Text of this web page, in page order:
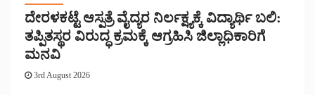
ದೇರಳಕಟ್ಟೆ ಆಸ್ಪತ್ರೆ ವೈದ್ಯರ ನಿರ್ಲಕ್ಷ್ಯಕ್ಕೆ ವಿದ್ಯಾರ್ಥಿ ಬಲಿ:
ತಪ್ಪಿತಸ್ಥರ ವಿರುದ್ಧ ಕ್ರಮಕ್ಕೆ ಆಗ್ರಹಿಸಿ ಜಿಲ್ಲಾಧಿಕಾರಿಗೆ
ಮನವಿ
3rd August 2026